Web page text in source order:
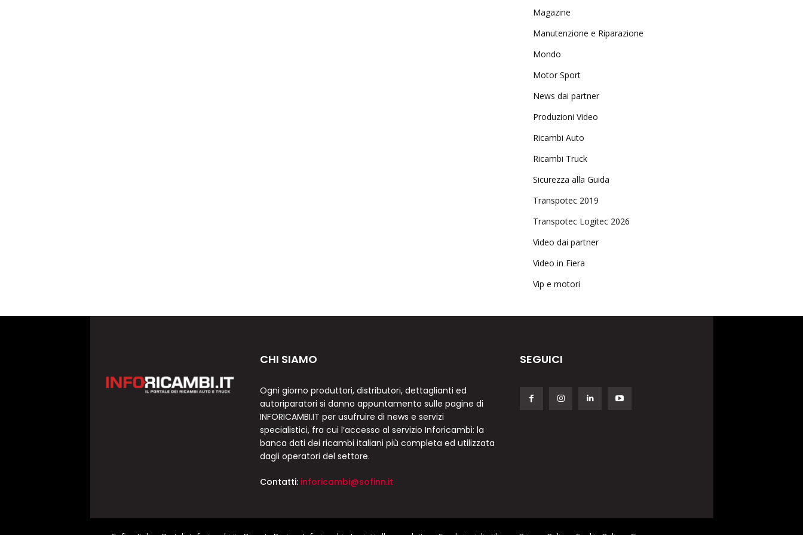
Magazine
Manutenzione e Riparazione
Mondo
Motor Sport
News dai partner
Produzioni Video
Ricambi Auto
Ricambi Truck
Sicurezza alla Guida
Transpotec 2019
Transpotec Logitec 2026
Video dai partner
Video in Fiera
Vip e motori
CHI SIAMO
Ogni giorno produttori, distributori, dettaglianti ed
autoriparatori si danno appuntamento sulle pagine di
INFORICAMBI.IT per usufruire di news e servizi
specialistici, fra cui l’accesso al servizio Inforicambi: la
banca dati dei ricambi italiani più completa ed utilizzata
dagli operatori del settore.
Contatti: inforicambi@sofinn.it
SEGUICI